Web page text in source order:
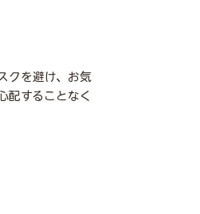
クを避け、お気
配することなく